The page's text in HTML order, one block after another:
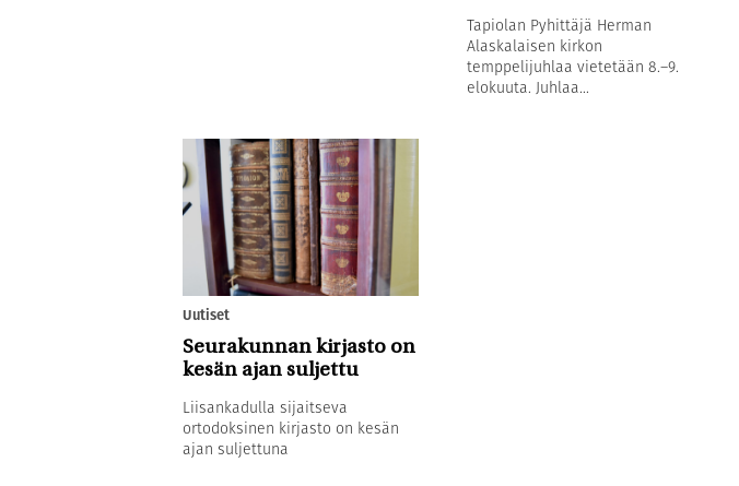
Tapiolan Pyhittäjä Herman
Alaskalaisen kirkon
temppelijuhlaa vietetään 8.–9.
elokuuta. Juhlaa...
Uutiset
Seurakunnan kirjasto on
kesän ajan suljettu
Liisankadulla sijaitseva
ortodoksinen kirjasto on kesän
ajan suljettuna